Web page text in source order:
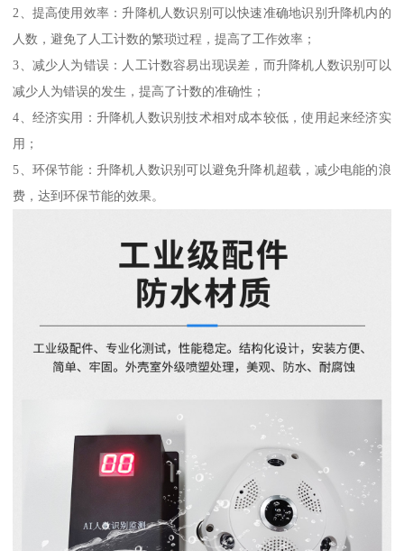
2、提高使用效率：升降机人数识别可以快速准确地识别升降机内的
人数，避免了人工计数的繁琐过程，提高了工作效率；
3、减少人为错误：人工计数容易出现误差，而升降机人数识别可以
减少人为错误的发生，提高了计数的准确性；
4、经济实用：升降机人数识别技术相对成本较低，使用起来经济实
用；
5、环保节能：升降机人数识别可以避免升降机超载，减少电能的浪
费，达到环保节能的效果。